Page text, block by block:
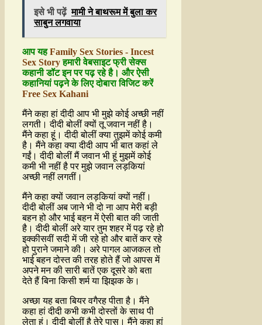
इसे भी पढ़ें मामी ने बाथरूम में बुला कर
साबुन लगवाया
आप यहFamily Sex Stories - Incest
Sex Storyहमारी वेबसाइट फ्री सेक्स
कहानी डॉट इन पर पढ़ रहे है। और ऐसी
कहानियां पढ़ने के लिए दोबारा विजिट करें
Free Sex Kahani
मैंने कहा हां दीदी आप भी मुझे कोई अच्छी नहीं
लगती। दीदी बोलीं क्यों तू जवान नहीं है।
मैंने कहा हूं। दीदी बोलीं क्या तुझमें कोई कमी
है। मैंने कहा क्या दीदी आप भी बात कहां ले
गईं। दीदी बोलीं मैं जवान भी हूं मुझमें कोई
कमी भी नहीं है पर मुझे जवान लड़कियां
अच्छी नहीं लगतीं।
मैंने कहा क्यों जवान लड़कियां क्यों नहीं।
दीदी बोलीं अब जाने भी दो ना आप मेरी बड़ी
बहन हो और भाई बहन में ऐसी बात की जाती
है। दीदी बोलीं अरे यार तुम शहर में पढ़ रहे हो
इक्कीसवीं सदी में जी रहे हो और बातें कर रहे
हो पुराने जमाने की। अरे पागल आजकल तो
भाई बहन दोस्त की तरह होते हैं जो आपस में
अपने मन की सारी बातें एक दूसरे को बता
देते हैं बिना किसी शर्म या झिझक के।
अच्छा यह बता बियर वगैरह पीता है। मैंने
कहा हां दीदी कभी कभी दोस्तों के साथ पी
लेता हूं। दीदी बोलीं है तेरे पास। मैंने कहा हां